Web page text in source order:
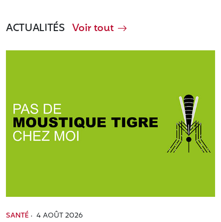
ACTUALITÉS Voir tout
SANTÉ · 4 AOÛT 2026